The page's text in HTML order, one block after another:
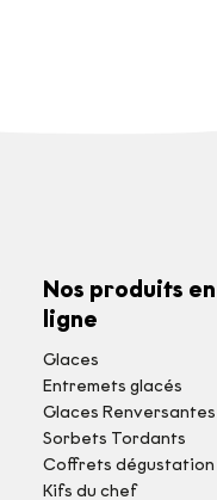
Nos produits en
ligne
Glaces
Entremets glacés
Glaces Renversantes
Sorbets Tordants
Coffrets dégustation
Kifs du chef